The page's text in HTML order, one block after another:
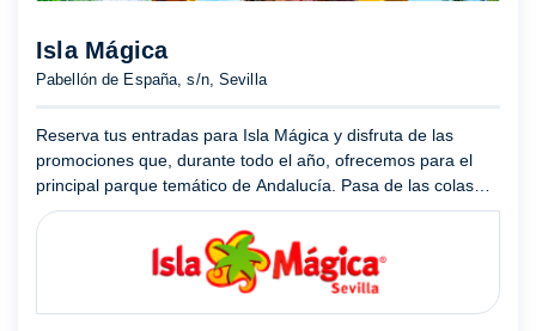
Isla Mágica
Pabellón de España, s/n, Sevilla
Reserva tus entradas para Isla Mágica y disfruta de las
promociones que, durante todo el año, ofrecemos para el
principal parque temático de Andalucía. Pasa de las colas
que se forman en taquilla y consigue importantes
Mostrar más